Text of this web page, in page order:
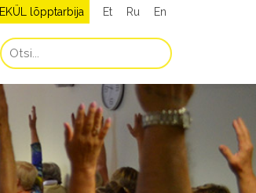
Et Ru En
EKÜL lõpptarbija